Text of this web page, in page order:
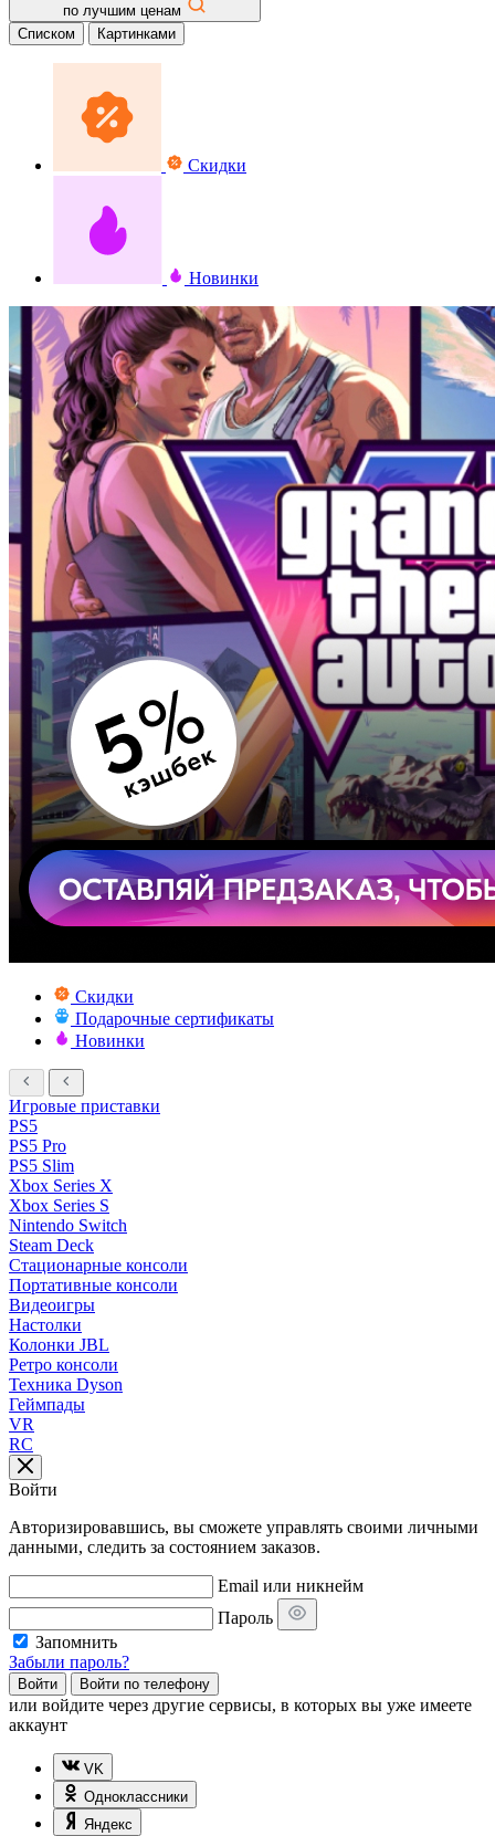
по лучшим ценам
Списком
Картинками
Скидки
Новинки
Скидки
Подарочные сертификаты
Новинки
Игровые приставки
PS5
PS5 Pro
PS5 Slim
Xbox Series X
Xbox Series S
Nintendo Switch
Steam Deck
Стационарные консоли
Портативные консоли
Видеоигры
Настолки
Колонки JBL
Ретро консоли
Техника Dyson
Геймпады
VR
RC
Войти
Авторизировавшись, вы сможете управлять своими личными
данными, следить за состоянием заказов.
Email или никнейм
Пароль
Запомнить
Забыли пароль?
Войти Войти по телефону
или войдите через другие сервисы, в которых вы уже имеете
аккаунт
VK
Одноклассники
Яндекс